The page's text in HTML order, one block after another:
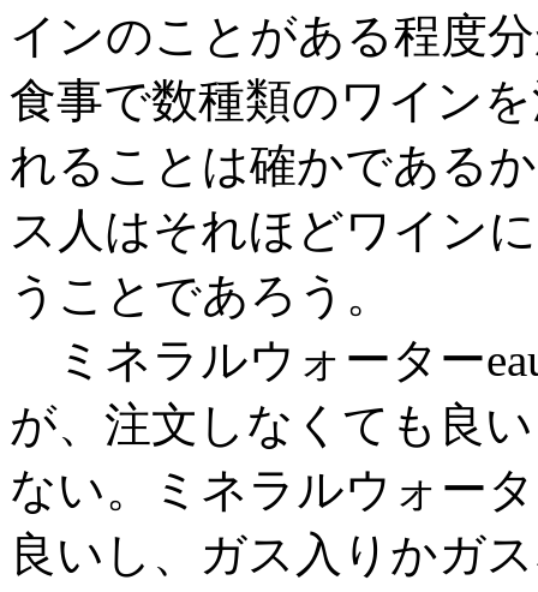
インのことがある程度
食事で数種類のワイン
れることは確かである
ス人はそれほどワイン
うことであろう。
ミネラルウォーター
が、注文しなくても良
ない。ミネラルウォー
良いし、ガス入りかガ